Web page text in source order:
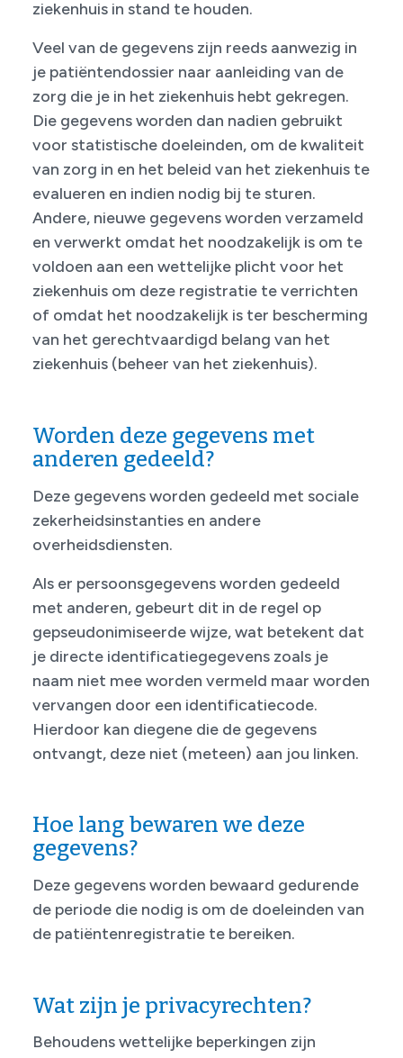
ziekenhuis in stand te houden.
Veel van de gegevens zijn reeds aanwezig in
je patiëntendossier naar aanleiding van de
zorg die je in het ziekenhuis hebt gekregen.
Die gegevens worden dan nadien gebruikt
voor statistische doeleinden, om de kwaliteit
van zorg in en het beleid van het ziekenhuis te
evalueren en indien nodig bij te sturen.
Andere, nieuwe gegevens worden verzameld
en verwerkt omdat het noodzakelijk is om te
voldoen aan een wettelijke plicht voor het
ziekenhuis om deze registratie te verrichten
of omdat het noodzakelijk is ter bescherming
van het gerechtvaardigd belang van het
ziekenhuis (beheer van het ziekenhuis).
Worden deze gegevens met
anderen gedeeld?
Deze gegevens worden gedeeld met sociale
zekerheidsinstanties en andere
overheidsdiensten.
Als er persoonsgegevens worden gedeeld
met anderen, gebeurt dit in de regel op
gepseudonimiseerde wijze, wat betekent dat
je directe identificatiegegevens zoals je
naam niet mee worden vermeld maar worden
vervangen door een identificatiecode.
Hierdoor kan diegene die de gegevens
ontvangt, deze niet (meteen) aan jou linken.
Hoe lang bewaren we deze
gegevens?
Deze gegevens worden bewaard gedurende
de periode die nodig is om de doeleinden van
de patiëntenregistratie te bereiken.
Wat zijn je privacyrechten?
Behoudens wettelijke beperkingen zijn